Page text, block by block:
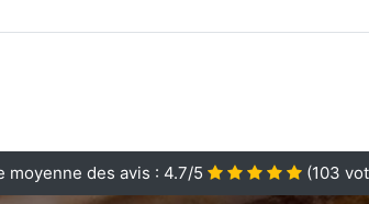
moyenne des avis : 4.7/5 (103